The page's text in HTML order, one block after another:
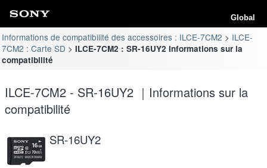
Global
Informations de compatibilité des accessoires : ILCE-7CM2
ILCE-
7CM2 : Carte SD
ILCE-7CM2 : SR-16UY2 Informations sur la
compatibilité
ILCE-7CM2 - SR-16UY2 ｜Informations sur la
compatibilité
SR-16UY2